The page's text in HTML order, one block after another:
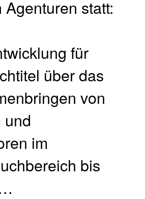
Agenturen statt:
für
über das
von
und
im
bis